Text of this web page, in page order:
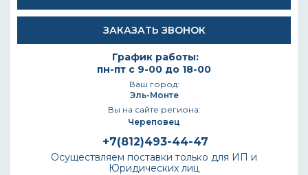
ЗАКАЗАТЬ ЗВОНОК
График работы:
пн-пт с 9-00 до 18-00
Ваш город:
Эль-Монте
Вы на сайте региона:
Череповец
+7(812)493-44-47
Осуществляем поставки только для ИП и
Юридических лиц